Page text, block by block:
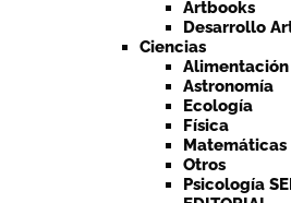
Artbooks
Desarrollo
Ciencias
Alimentación
Astronomía
Ecología
Física
Matemáticas
Otros
Psicología